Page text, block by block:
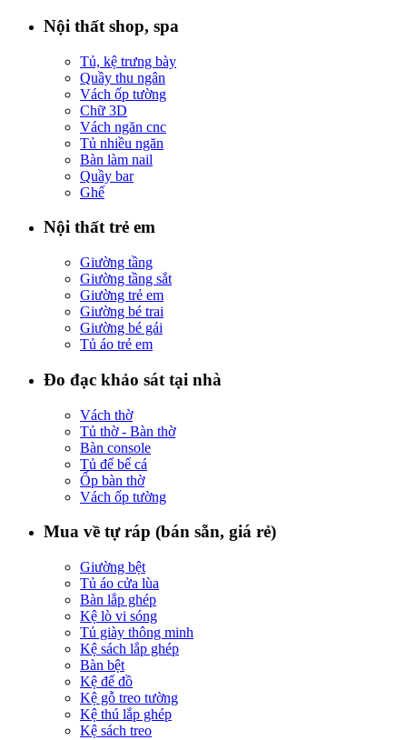
Nội thất shop, spa
Tủ, kệ trưng bày
Quầy thu ngân
Vách ốp tường
Chữ 3D
Vách ngăn cnc
Tủ nhiều ngăn
Bàn làm nail
Quầy bar
Ghế
Nội thất trẻ em
Giường tầng
Giường tầng sắt
Giường trẻ em
Giường bé trai
Giường bé gái
Tủ áo trẻ em
Đo đạc khảo sát tại nhà
Vách thờ
Tủ thờ - Bàn thờ
Bàn console
Tủ để bể cá
Ốp bàn thờ
Vách ốp tường
Mua về tự ráp (bán sẵn, giá rẻ)
Giường bệt
Tủ áo cửa lùa
Bàn lắp ghép
Kệ lò vi sóng
Tủ giày thông minh
Kệ sách lắp ghép
Bàn bệt
Kệ để đồ
Kệ gỗ treo tường
Kệ thú lắp ghép
Kệ sách treo